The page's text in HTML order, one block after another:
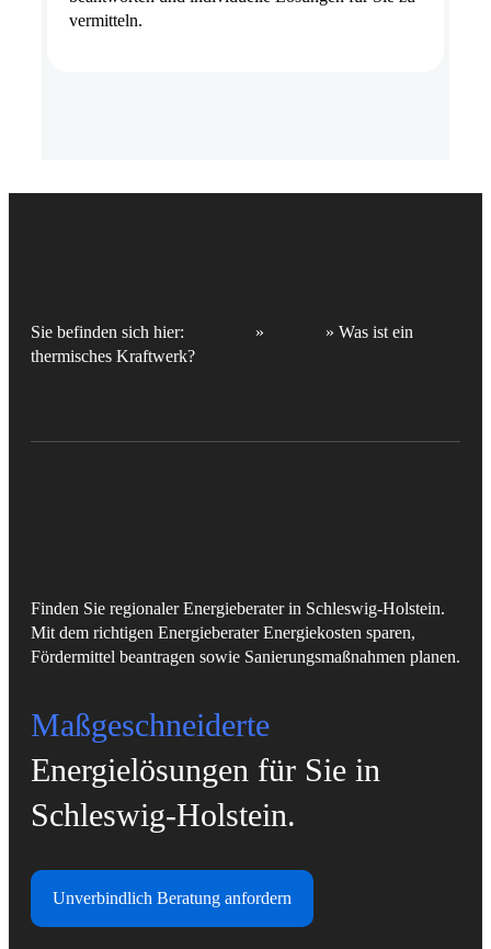
vermitteln.
Sie befinden sich hier: » » Was ist ein
thermisches Kraftwerk?
Finden Sie regionaler Energieberater in Schleswig-Holstein.
Mit dem richtigen Energieberater Energiekosten sparen,
Fördermittel beantragen sowie Sanierungsmaßnahmen planen.
Maßgeschneiderte
Energielösungen für Sie in
Schleswig-Holstein.
Unverbindlich Beratung anfordern